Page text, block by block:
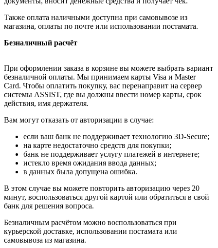
Также оплата наличными доступна при самовывозе из
магазина, оплаты по почте или использовании постамата.
Безналичный расчёт
При оформлении заказа в корзине вы можете выбрать вариант
безналичной оплаты. Мы принимаем карты Visa и Master
Card. Чтобы оплатить покупку, вас перенаправит на сервер
системы ASSIST, где вы должны ввести номер карты, срок
действия, имя держателя.
Вам могут отказать от авторизации в случае:
если ваш банк не поддерживает технологию 3D-Secure;
на карте недостаточно средств для покупки;
банк не поддерживает услугу платежей в интернете;
истекло время ожидания ввода данных;
в данных была допущена ошибка.
В этом случае вы можете повторить авторизацию через 20
минут, воспользоваться другой картой или обратиться в свой
банк для решения вопроса.
Безналичным расчётом можно воспользоваться при
курьерской доставке, использовании постамата или
самовывоза из магазина.